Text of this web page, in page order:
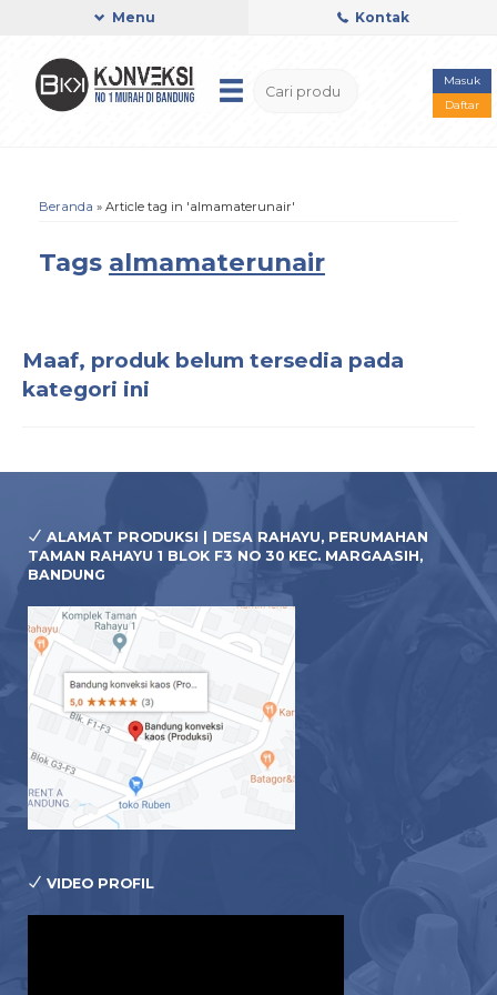
Menu Kontak
Masuk
Daftar
Beranda » Article tag in 'almamaterunair'
Tags almamaterunair
Maaf, produk belum tersedia pada
kategori ini
ALAMAT PRODUKSI | DESA RAHAYU, PERUMAHAN
TAMAN RAHAYU 1 BLOK F3 NO 30 KEC. MARGAASIH,
BANDUNG
VIDEO PROFIL